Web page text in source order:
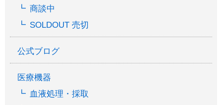
商談中
SOLDOUT 売切
公式ブログ
医療機器
血液処理・採取